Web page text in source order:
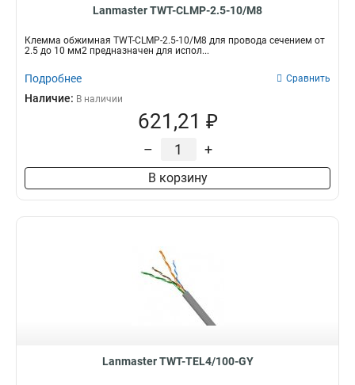
Lanmaster TWT-CLMP-2.5-10/M8
Клемма обжимная TWT-CLMP-2.5-10/M8 для провода сечением от
2.5 до 10 мм2 предназначен для испол...
Подробнее Сравнить
Наличие: В наличии
621,21 ₽
– +
В корзину
Lanmaster TWT-TEL4/100-GY